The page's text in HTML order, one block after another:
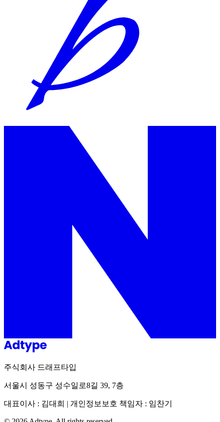
주식회사 드래프타입
서울시 성동구 성수일로8길 39, 7층
대표이사 : 김대희 | 개인정보보호 책임자 : 임찬기